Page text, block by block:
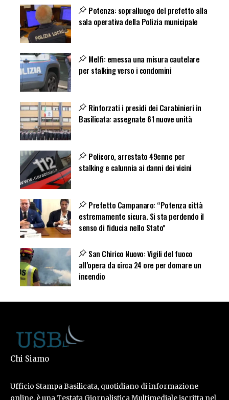
Potenza: sopralluogo del prefetto alla
sala operativa della Polizia municipale
Melfi: emessa una misura cautelare
per stalking verso i condomini
Rinforzati i presidi dei Carabinieri in
Basilicata: assegnate 61 nuove unità
Policoro, arrestato 49enne per
stalking e calunnia ai danni dei vicini
Prefetto Campanaro: “Potenza città
estremamente sicura. Si sta perdendo il
senso di fiducia nello Stato”
San Chirico Nuovo: Vigili del fuoco
all’opera da circa 24 ore per domare un
incendio
Chi Siamo
Ufficio Stampa Basilicata, quotidiano di informazione
online, è una Testata Giornalistica Multimediale iscritta nel